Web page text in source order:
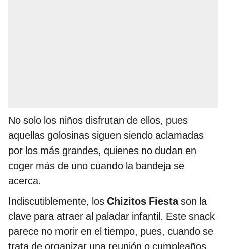
No solo los niños disfrutan de ellos, pues
aquellas golosinas siguen siendo aclamadas
por los más grandes, quienes no dudan en
coger más de uno cuando la bandeja se
acerca.
Indiscutiblemente, los Chizitos Fiestason la
clave para atraer al paladar infantil. Este snack
parece no morir en el tiempo, pues, cuando se
trata de organizar una reunión o cumpleaños,